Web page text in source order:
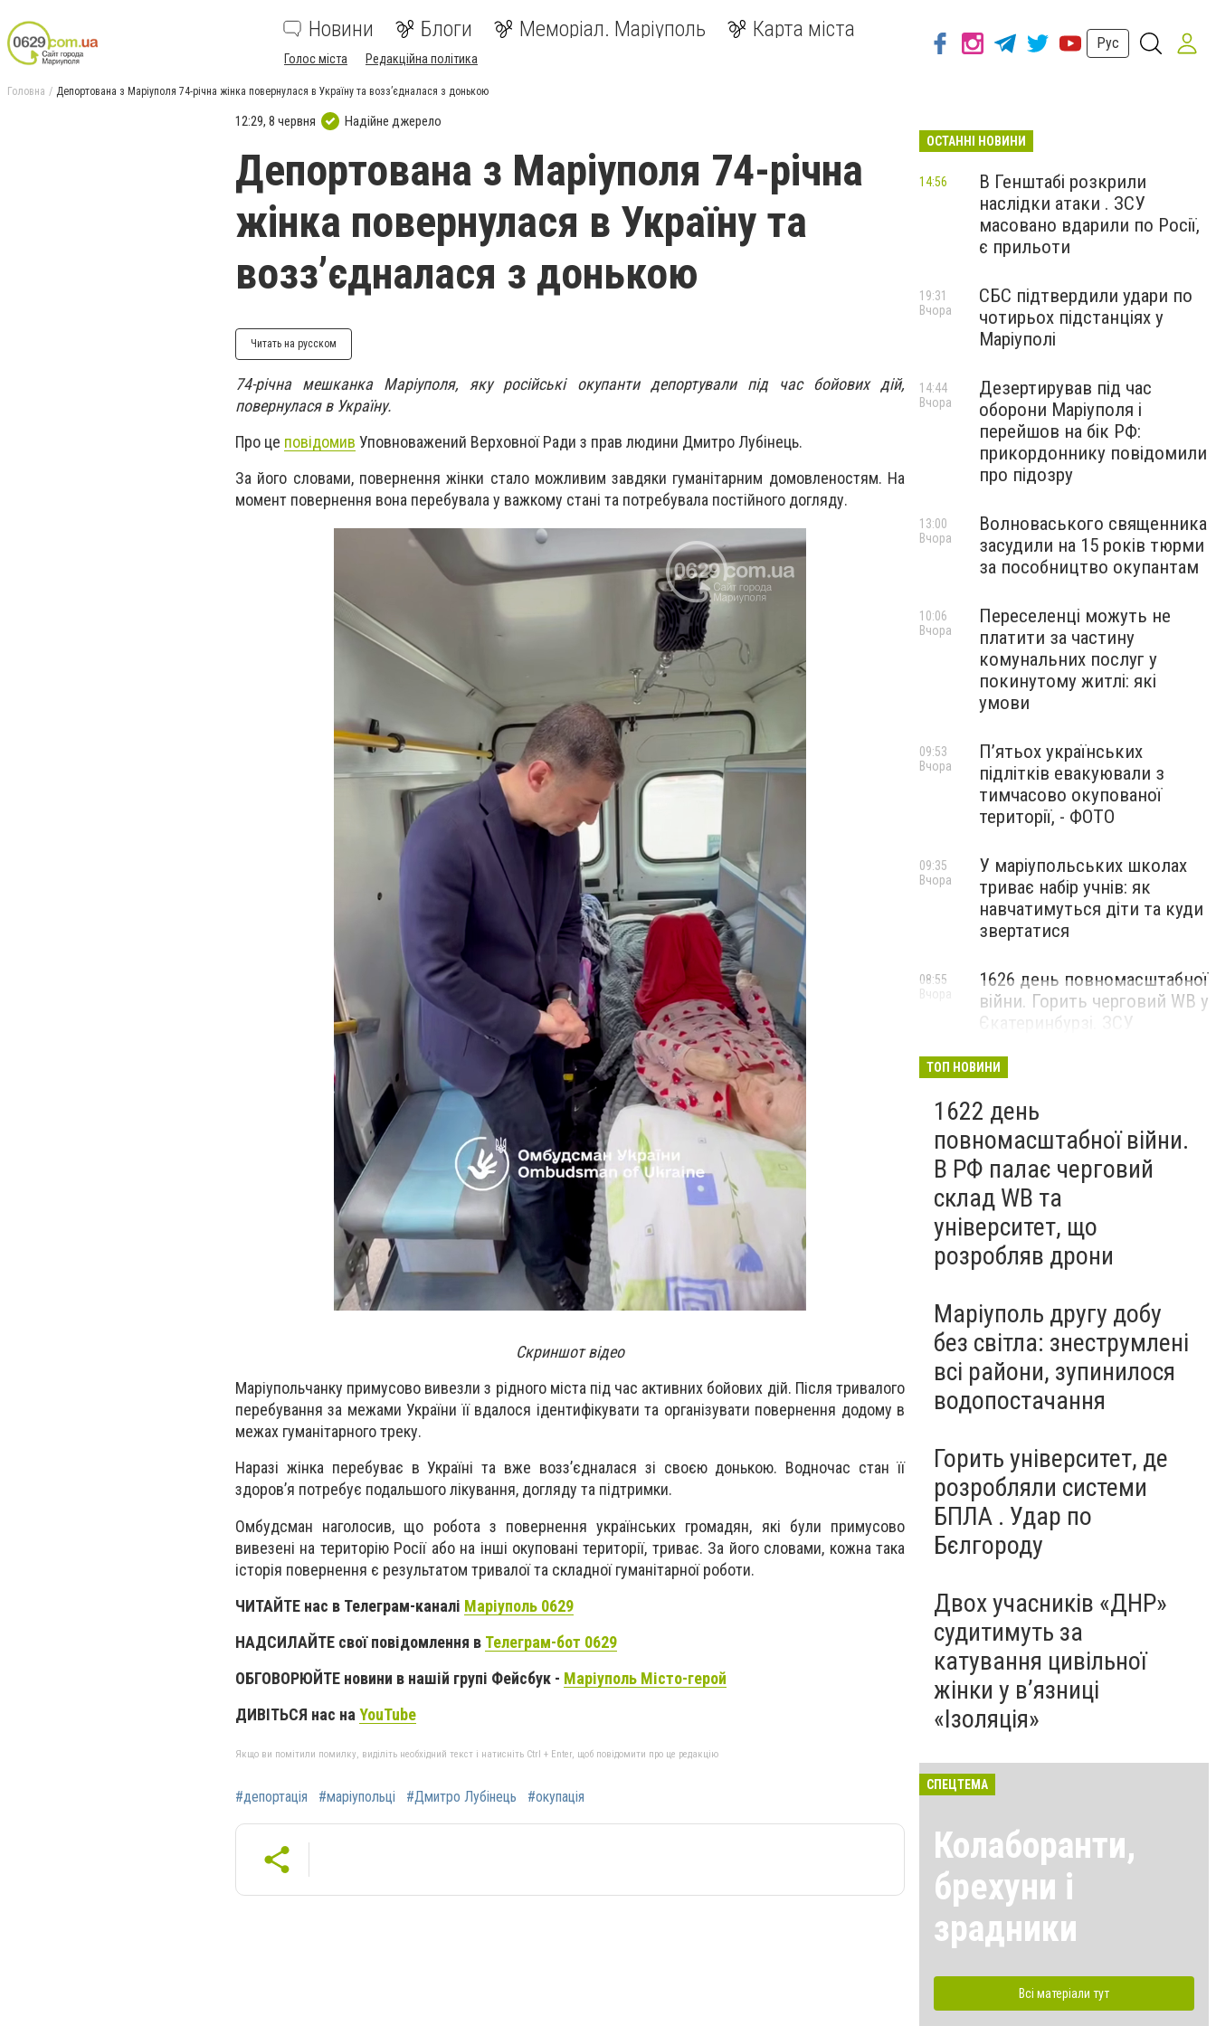
Новини Блоги Меморіал. Маріуполь Карта міста
Голос міста Редакційна політика
Рус
Головна Депортована з Маріуполя 74-річна жінка повернулася в Україну та возз’єдналася з донькою
12:29, 8 червня Надійне джерело
Депортована з Маріуполя 74-річна
жінка повернулася в Україну та
возз’єдналася з донькою
Читать на русском
74-річна мешканка Маріуполя, яку російські окупанти депортували під час бойових дій,
повернулася в Україну.
Про це повідомив Уповноважений Верховної Ради з прав людини Дмитро Лубінець.
За його словами, повернення жінки стало можливим завдяки гуманітарним домовленостям. На
момент повернення вона перебувала у важкому стані та потребувала постійного догляду.
Скриншот відео
Маріупольчанку примусово вивезли з рідного міста під час активних бойових дій. Після тривалого
перебування за межами України її вдалося ідентифікувати та організувати повернення додому в
межах гуманітарного треку.
Наразі жінка перебуває в Україні та вже возз’єдналася зі своєю донькою. Водночас стан її
здоров’я потребує подальшого лікування, догляду та підтримки.
Омбудсман наголосив, що робота з повернення українських громадян, які були примусово
вивезені на територію Росії або на інші окуповані території, триває. За його словами, кожна така
історія повернення є результатом тривалої та складної гуманітарної роботи.
ЧИТАЙТЕ нас в Телеграм-каналі Маріуполь 0629
НАДСИЛАЙТЕ свої повідомлення в Телеграм-бот 0629
ОБГОВОРЮЙТЕ новини в нашій групі Фейсбук - Маріуполь Місто-герой
ДИВІТЬСЯ нас наYouTube
Якщо ви помітили помилку, виділіть необхідний текст і натисніть Ctrl + Enter, щоб повідомити про це редакцію
#депортація #маріупольці #Дмитро Лубінець #окупація
ОСТАННІ НОВИНИ
В Генштабі розкрили
наслідки атаки . ЗСУ
масовано вдарили по Росії,
є прильоти
14:56
СБС підтвердили удари по
чотирьох підстанціях у
Маріуполі
19:31
Вчора
Дезертирував під час
оборони Маріуполя і
перейшов на бік РФ:
прикордоннику повідомили
про підозру
14:44
Вчора
Волноваського священника
засудили на 15 років тюрми
за пособництво окупантам
13:00
Вчора
Переселенці можуть не
платити за частину
комунальних послуг у
покинутому житлі: які
умови
10:06
Вчора
П’ятьох українських
підлітків евакуювали з
тимчасово окупованої
території, - ФОТО
09:53
Вчора
У маріупольських школах
триває набір учнів: як
навчатимуться діти та куди
звертатися
09:35
Вчора
1626 день повномасштабної
війни. Горить черговий WB у
Єкатеринбурзі. ЗСУ
Маріуполі
08:55
Вчора
ТОП НОВИНИ
1622 день
повномасштабної війни.
В РФ палає черговий
склад WB та
університет, що
розробляв дрони
Маріуполь другу добу
без світла: знеструмлені
всі райони, зупинилося
водопостачання
Горить університет, де
розробляли системи
БПЛА . Удар по
Бєлгороду
Двох учасників «ДНР»
судитимуть за
катування цивільної
жінки у в’язниці
«Ізоляція»
СПЕЦТЕМА
Колаборанти,
брехуни і
зрадники
Всі матеріали тут